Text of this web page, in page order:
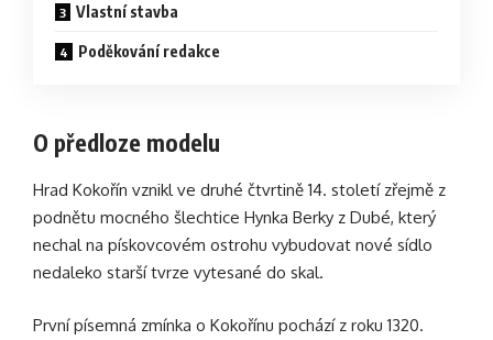
Vlastní stavba
Poděkování redakce
O předloze modelu
Hrad Kokořín vznikl ve druhé čtvrtině 14. století zřejmě z
podnětu mocného šlechtice Hynka Berky z Dubé, který
nechal na pískovcovém ostrohu vybudovat nové sídlo
nedaleko starší tvrze vytesané do skal.
První písemná zmínka o Kokořínu pochází z roku 1320.